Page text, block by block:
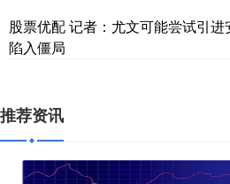
股票优配 记者：尤文可能尝试引
陷入僵局
推荐资讯